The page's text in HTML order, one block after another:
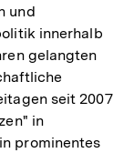
und
innerhalb
gelangten
seit 2007
in
prominentes